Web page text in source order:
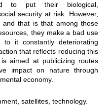
to put their biological,
security at risk. However,
that is that among those
they make a bad use
it constantly deteriorating
that reflects reducing this
aimed at publicizing routes
impact on nature through
economy.
satellites, technology.